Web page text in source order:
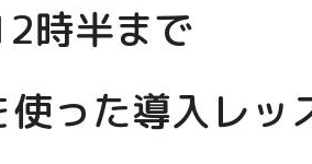
時半まで
使った導入レッ